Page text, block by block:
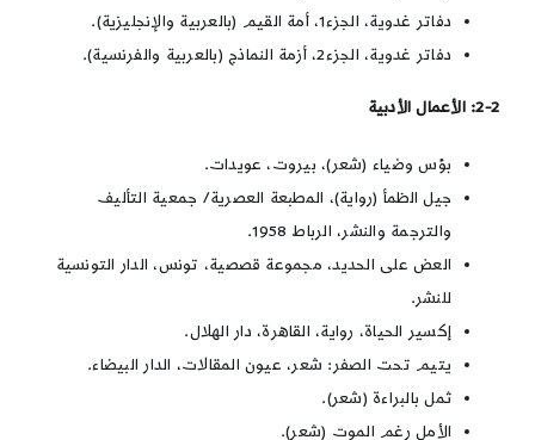
دفاتر غدوية، الجزء1، أمة القيم (بالعربية والإنجليزية).
دفاتر غدوية، الجزء2، أزمة النماذج (بالعربية والفرنسية).
2-2: الأعمال الأدبية
بؤس وضياء (شعر)، بيروت، عويدات.
جيل الظمأ (رواية)، المطبعة العصرية/ جمعية التأليف
والترجمة والنشر، الرباط 1958.
العض على الحديد، مجموعة قصصية، تونس، الدار التونسية
للنشر.
إكسير الحياة، رواية، القاهرة، دار الهلال.
يتيم تحت الصفر: شعر، عيون المقالات، الدار البيضاء.
ثمل بالبراءة (شعر).
الأمل رغم الموت (شعر).